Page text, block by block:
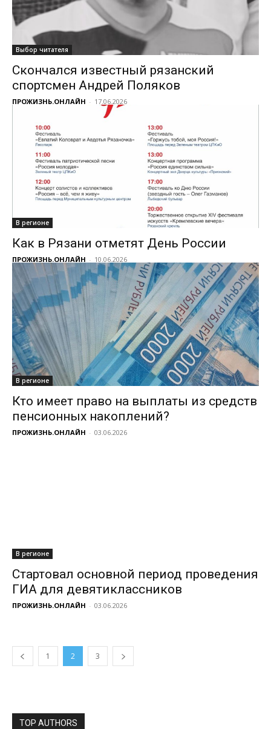
Выбор читателя
Скончался известный рязанский
спортсмен Андрей Поляков
ПРОЖИЗНЬ.ОНЛАЙН - 17.06.2026
В регионе
Как в Рязани отметят День России
ПРОЖИЗНЬ.ОНЛАЙН - 10.06.2026
В регионе
Кто имеет право на выплаты из средств
пенсионных накоплений?
ПРОЖИЗНЬ.ОНЛАЙН - 03.06.2026
В регионе
Стартовал основной период проведения
ГИА для девятиклассников
ПРОЖИЗНЬ.ОНЛАЙН - 03.06.2026
1 2 3
TOP AUTHORS